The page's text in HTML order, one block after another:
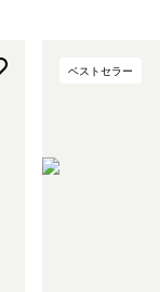
ベストセラー